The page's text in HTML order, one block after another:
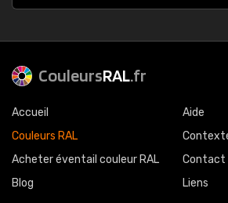
CouleursRAL.fr
Accueil
Couleurs RAL
Acheter éventail couleur RAL
Blog
Aide
Contact
Liens